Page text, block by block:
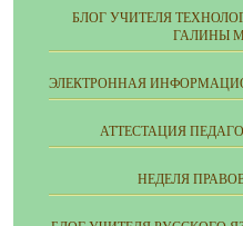
БЛОГ УЧИТЕЛЯ
ГАЛИНЫ
ЭЛЕКТРОННАЯ
АТТЕСТАЦИЯ
НЕДЕЛЯ